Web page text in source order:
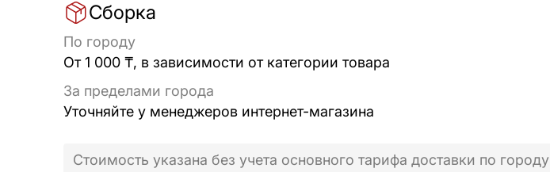
Сборка
По городу
От 1 000 ₸, в зависимости от категории товара
За пределами города
Уточняйте у менеджеров интернет-магазина
Стоимость указана без учета основного тарифа доставки по городу